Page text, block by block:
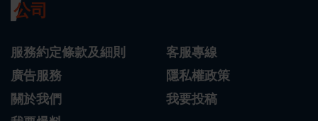
公司
服務約定條款及細則
客服專線
廣告服務
隱私權政策
關於我們
我要投稿